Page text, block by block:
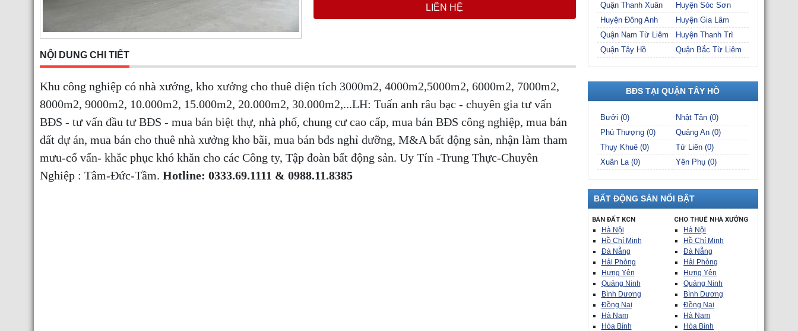
LIÊN HỆ
NỘI DUNG CHI TIẾT
Khu công nghiệp có nhà xưởng, kho xưởng cho thuê diện tích 3000m2, 4000m2,5000m2, 6000m2, 7000m2,
8000m2, 9000m2, 10.000m2, 15.000m2, 20.000m2, 30.000m2,...LH: Tuấn anh râu bạc - chuyên gia tư vấn
BĐS - tư vấn đầu tư BĐS - mua bán biệt thự, nhà phố, chung cư cao cấp, mua bán BĐS công nghiệp, mua bán
đất dự án, mua bán cho thuê nhà xưởng kho bãi, mua bán bđs nghỉ dưỡng, M&A bất động sản, nhận làm tham
mưu-cố vấn- khắc phục khó khăn cho các Công ty, Tập đoàn bất động sản. Uy Tín -Trung Thực-Chuyên
Nghiệp : Tâm-Đức-Tầm. Hotline: 0333.69.1111 & 0988.11.8385
Quận Thanh Xuân
Huyện Sóc Sơn
Huyện Đông Anh
Huyện Gia Lâm
Quận Nam Từ Liêm
Huyện Thanh Trì
Quận Tây Hồ
Quận Bắc Từ Liêm
BĐS TẠI QUẬN TÂY HỒ
Bưởi (0)
Nhật Tân (0)
Phú Thượng (0)
Quảng An (0)
Thụy Khuê (0)
Tứ Liên (0)
Xuân La (0)
Yên Phụ (0)
BẤT ĐỘNG SẢN NỔI BẬT
BÁN ĐẤT KCN
Hà Nội
Hồ Chí Minh
Đà Nẵng
Hải Phòng
Hưng Yên
Quảng Ninh
Bình Dương
Đồng Nai
Hà Nam
Hòa Bình
CHO THUÊ NHÀ XƯỞNG
Hà Nội
Hồ Chí Minh
Đà Nẵng
Hải Phòng
Hưng Yên
Quảng Ninh
Bình Dương
Đồng Nai
Hà Nam
Hòa Bình